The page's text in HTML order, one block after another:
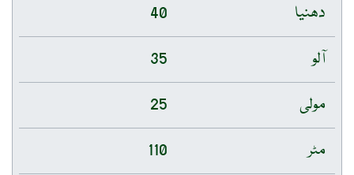
دھنیا
40
آلو
35
مولی
25
مٹر
110